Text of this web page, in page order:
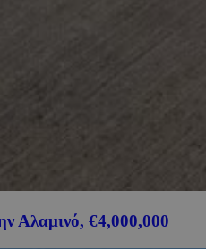
Αλαμινό, €4,000,000